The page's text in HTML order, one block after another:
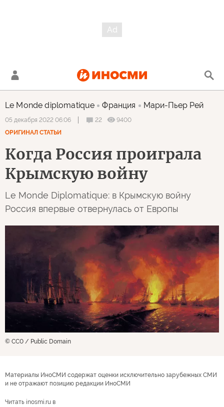
Le Monde diplomatique Франция Мари-Пьер Рей
05 декабря 2022 06:06 22
9400
ОРИГИНАЛ СТАТЬИ
Когда Россия проиграла
Крымскую войну
Le Monde Diplomatique: в Крымскую войну
Россия впервые отвернулась от Европы
© CC0 / Public Domain
Материалы ИноСМИ содержат оценки исключительно зарубежных СМИ
и не отражают позицию редакции ИноСМИ
Читать inosmi.ru в